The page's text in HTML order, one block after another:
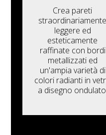
Crea pareti
straordinariamente
leggere ed
esteticamente
raffinate con bordi
metallizzati ed
un'ampia varietà di
colori radianti in
a disegno